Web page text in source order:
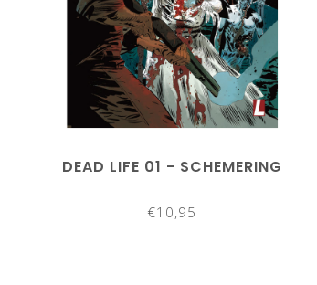
DEAD LIFE 01 - SCHEMERING
€10,95